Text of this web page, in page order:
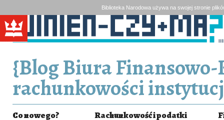
Biblioteka Narodowa używa na swojej stronie
{Blog Biura
rachunkowości
Co nowego? Rachunkowość i podatki